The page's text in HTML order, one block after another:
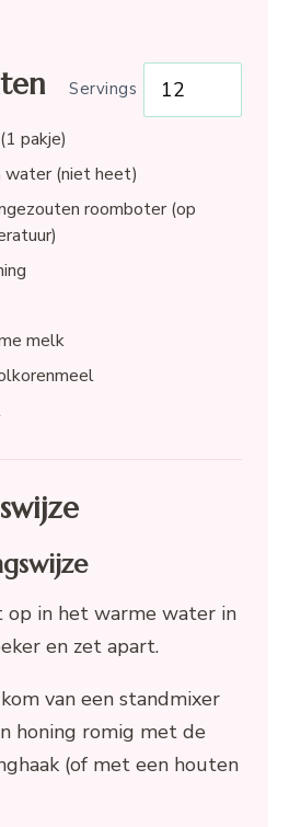
Servings
pakje)
water (niet heet)
roomboter (op
melk
op in het warme water in
en zet apart.
van een standmixer
honing romig met de
(of met een houten